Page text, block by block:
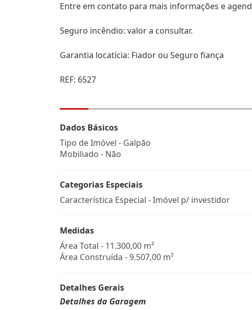
Entre em contato para mais informações e
Seguro incêndio: valor a consultar.
Garantia locatícia: Fiador ou Seguro fiança
REF: 6527
Dados Básicos
Tipo de Imóvel - Galpão
Mobiliado - Não
Categorias Especiais
Característica Especial - Imóvel p/ investidor
Medidas
Área Total - 11.300,00 m²
Área Construída - 9.507,00 m²
Detalhes Gerais
Detalhes da Garagem